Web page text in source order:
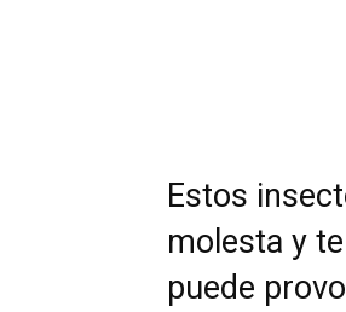
Estos
molesta y
puede